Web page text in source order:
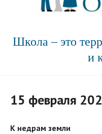
Школа – это
и
15 февраля
К недрам земли